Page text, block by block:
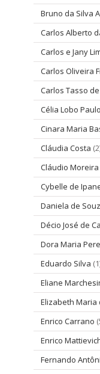
Bruno da Silva
Carlos Alberto
Carlos e Jany
Carlos Oliveira
Carlos Tasso
Célia Lobo Paulo
Cinara Maria
Cláudia Costa
Cláudio
Cybelle de
Daniela de
Décio José de
Dora Maria
Eduardo Silva
Eliane
Elizabeth Maria
Enrico Carrano
Enrico
Fernando